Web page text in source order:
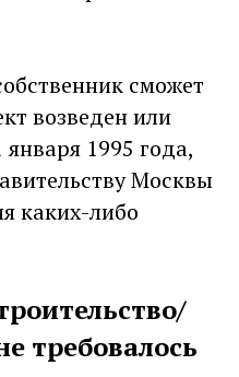
сможет
возведен или
1995 года,
Москвы
каких-либо
требовалось